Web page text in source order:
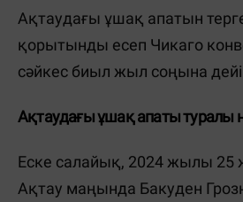
Ақтаудағы ұшақ апатын
қорытынды есеп Чикаго
сәйкес биыл жыл соңына
Ақтаудағы ұшақ апаты туралы
Еске салайық, 2024 жылы 25
Ақтау маңында Бакуден